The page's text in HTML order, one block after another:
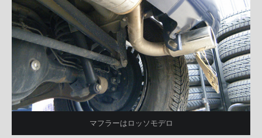
マフラーはロッソモデロ